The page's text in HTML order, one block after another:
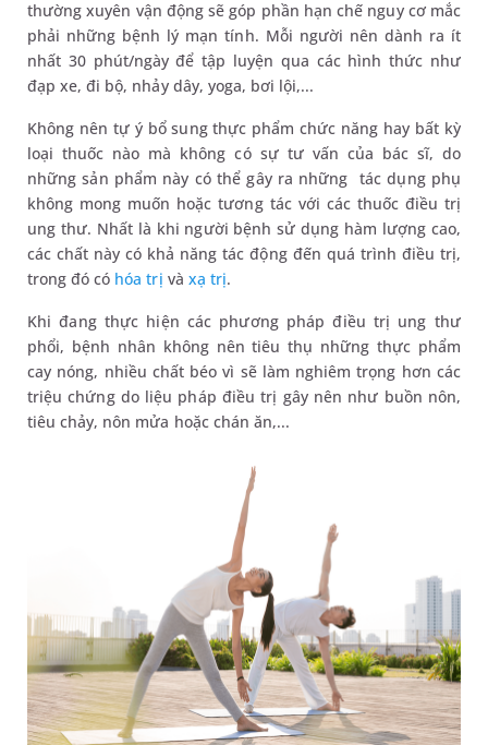
thường xuyên vận động sẽ góp phần hạn chế nguy cơ mắc
phải những bệnh lý mạn tính. Mỗi người nên dành ra ít
nhất 30 phút/ngày để tập luyện qua các hình thức như
đạp xe, đi bộ, nhảy dây, yoga, bơi lội,...
Không nên tự ý bổ sung thực phẩm chức năng hay bất kỳ
loại thuốc nào mà không có sự tư vấn của bác sĩ, do
những sản phẩm này có thể gây ra những tác dụng phụ
không mong muốn hoặc tương tác với các thuốc điều trị
ung thư. Nhất là khi người bệnh sử dụng hàm lượng cao,
các chất này có khả năng tác động đến quá trình điều trị,
trong đó có hóa trị và xạ trị.
Khi đang thực hiện các phương pháp điều trị ung thư
phổi, bệnh nhân không nên tiêu thụ những thực phẩm
cay nóng, nhiều chất béo vì sẽ làm nghiêm trọng hơn các
triệu chứng do liệu pháp điều trị gây nên như buồn nôn,
tiêu chảy, nôn mửa hoặc chán ăn,...